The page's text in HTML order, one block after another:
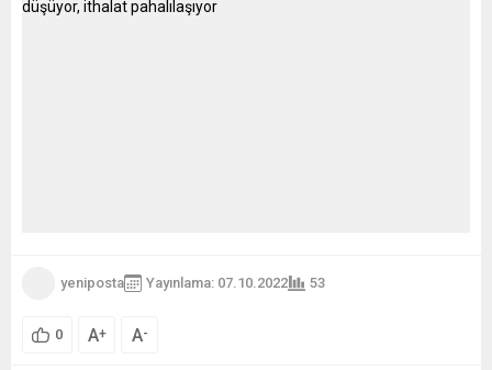
yeniposta Yayınlama: 07.10.2022 53
0 A+ A-